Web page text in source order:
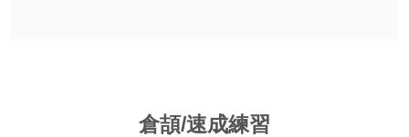
倉頡/速成練習